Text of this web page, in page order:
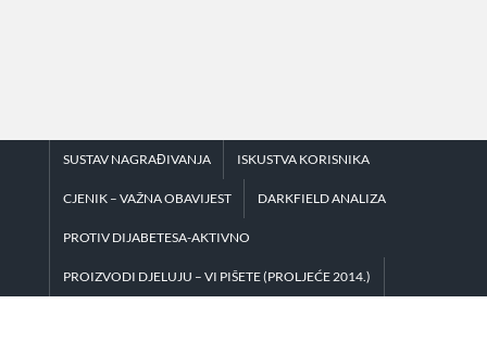
SUSTAV NAGRAĐIVANJA ISKUSTVA KORISNIKA
CJENIK – VAŽNA OBAVIJEST DARKFIELD ANALIZA
PROTIV DIJABETESA-AKTIVNO
PROIZVODI DJELUJU – VI PIŠETE (PROLJEĆE 2014.)